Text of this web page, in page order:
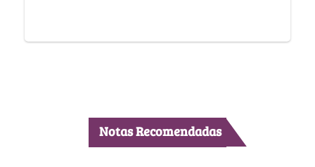
Notas Recomendadas